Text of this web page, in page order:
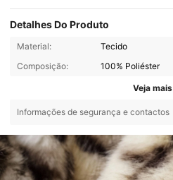
Detalhes Do Produto
Material:
Tecido
Composição:
100% Poliéster
Veja mais
Informações de segurança e contactos